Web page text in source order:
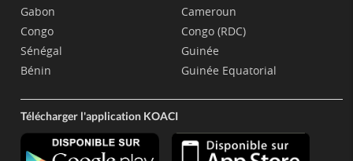
Gabon
Congo
Sénégal
Bénin
Cameroun
Congo (RDC)
Guinée
Guinée Equatorial
Télécharger l'application KOACI